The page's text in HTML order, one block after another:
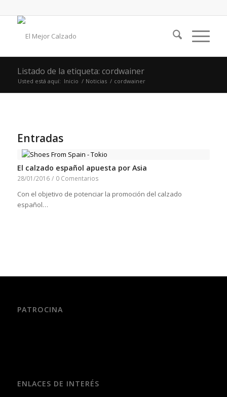
Listado de la etiqueta: cordwainer
Usted está aquí: Inicio / Noticias / cordwainer
Entradas
El calzado español apuesta por Asia
28/01/2016 / 0 Comentarios
Con el objetivo de potenciar la promoción del calzado
español…
PATROCINA
ENLACES DE INTERÉS